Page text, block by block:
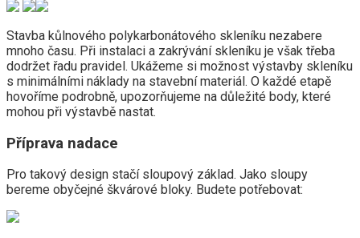
Stavba kůlnového polykarbonátového skleníku nezabere
mnoho času. Při instalaci a zakrývání skleníku je však třeba
dodržet řadu pravidel. Ukážeme si možnost výstavby skleníku
s minimálními náklady na stavební materiál. O každé etapě
hovoříme podrobně, upozorňujeme na důležité body, které
mohou při výstavbě nastat.
Příprava nadace
Pro takový design stačí sloupový základ. Jako sloupy
bereme obyčejné škvárové bloky. Budete potřebovat: